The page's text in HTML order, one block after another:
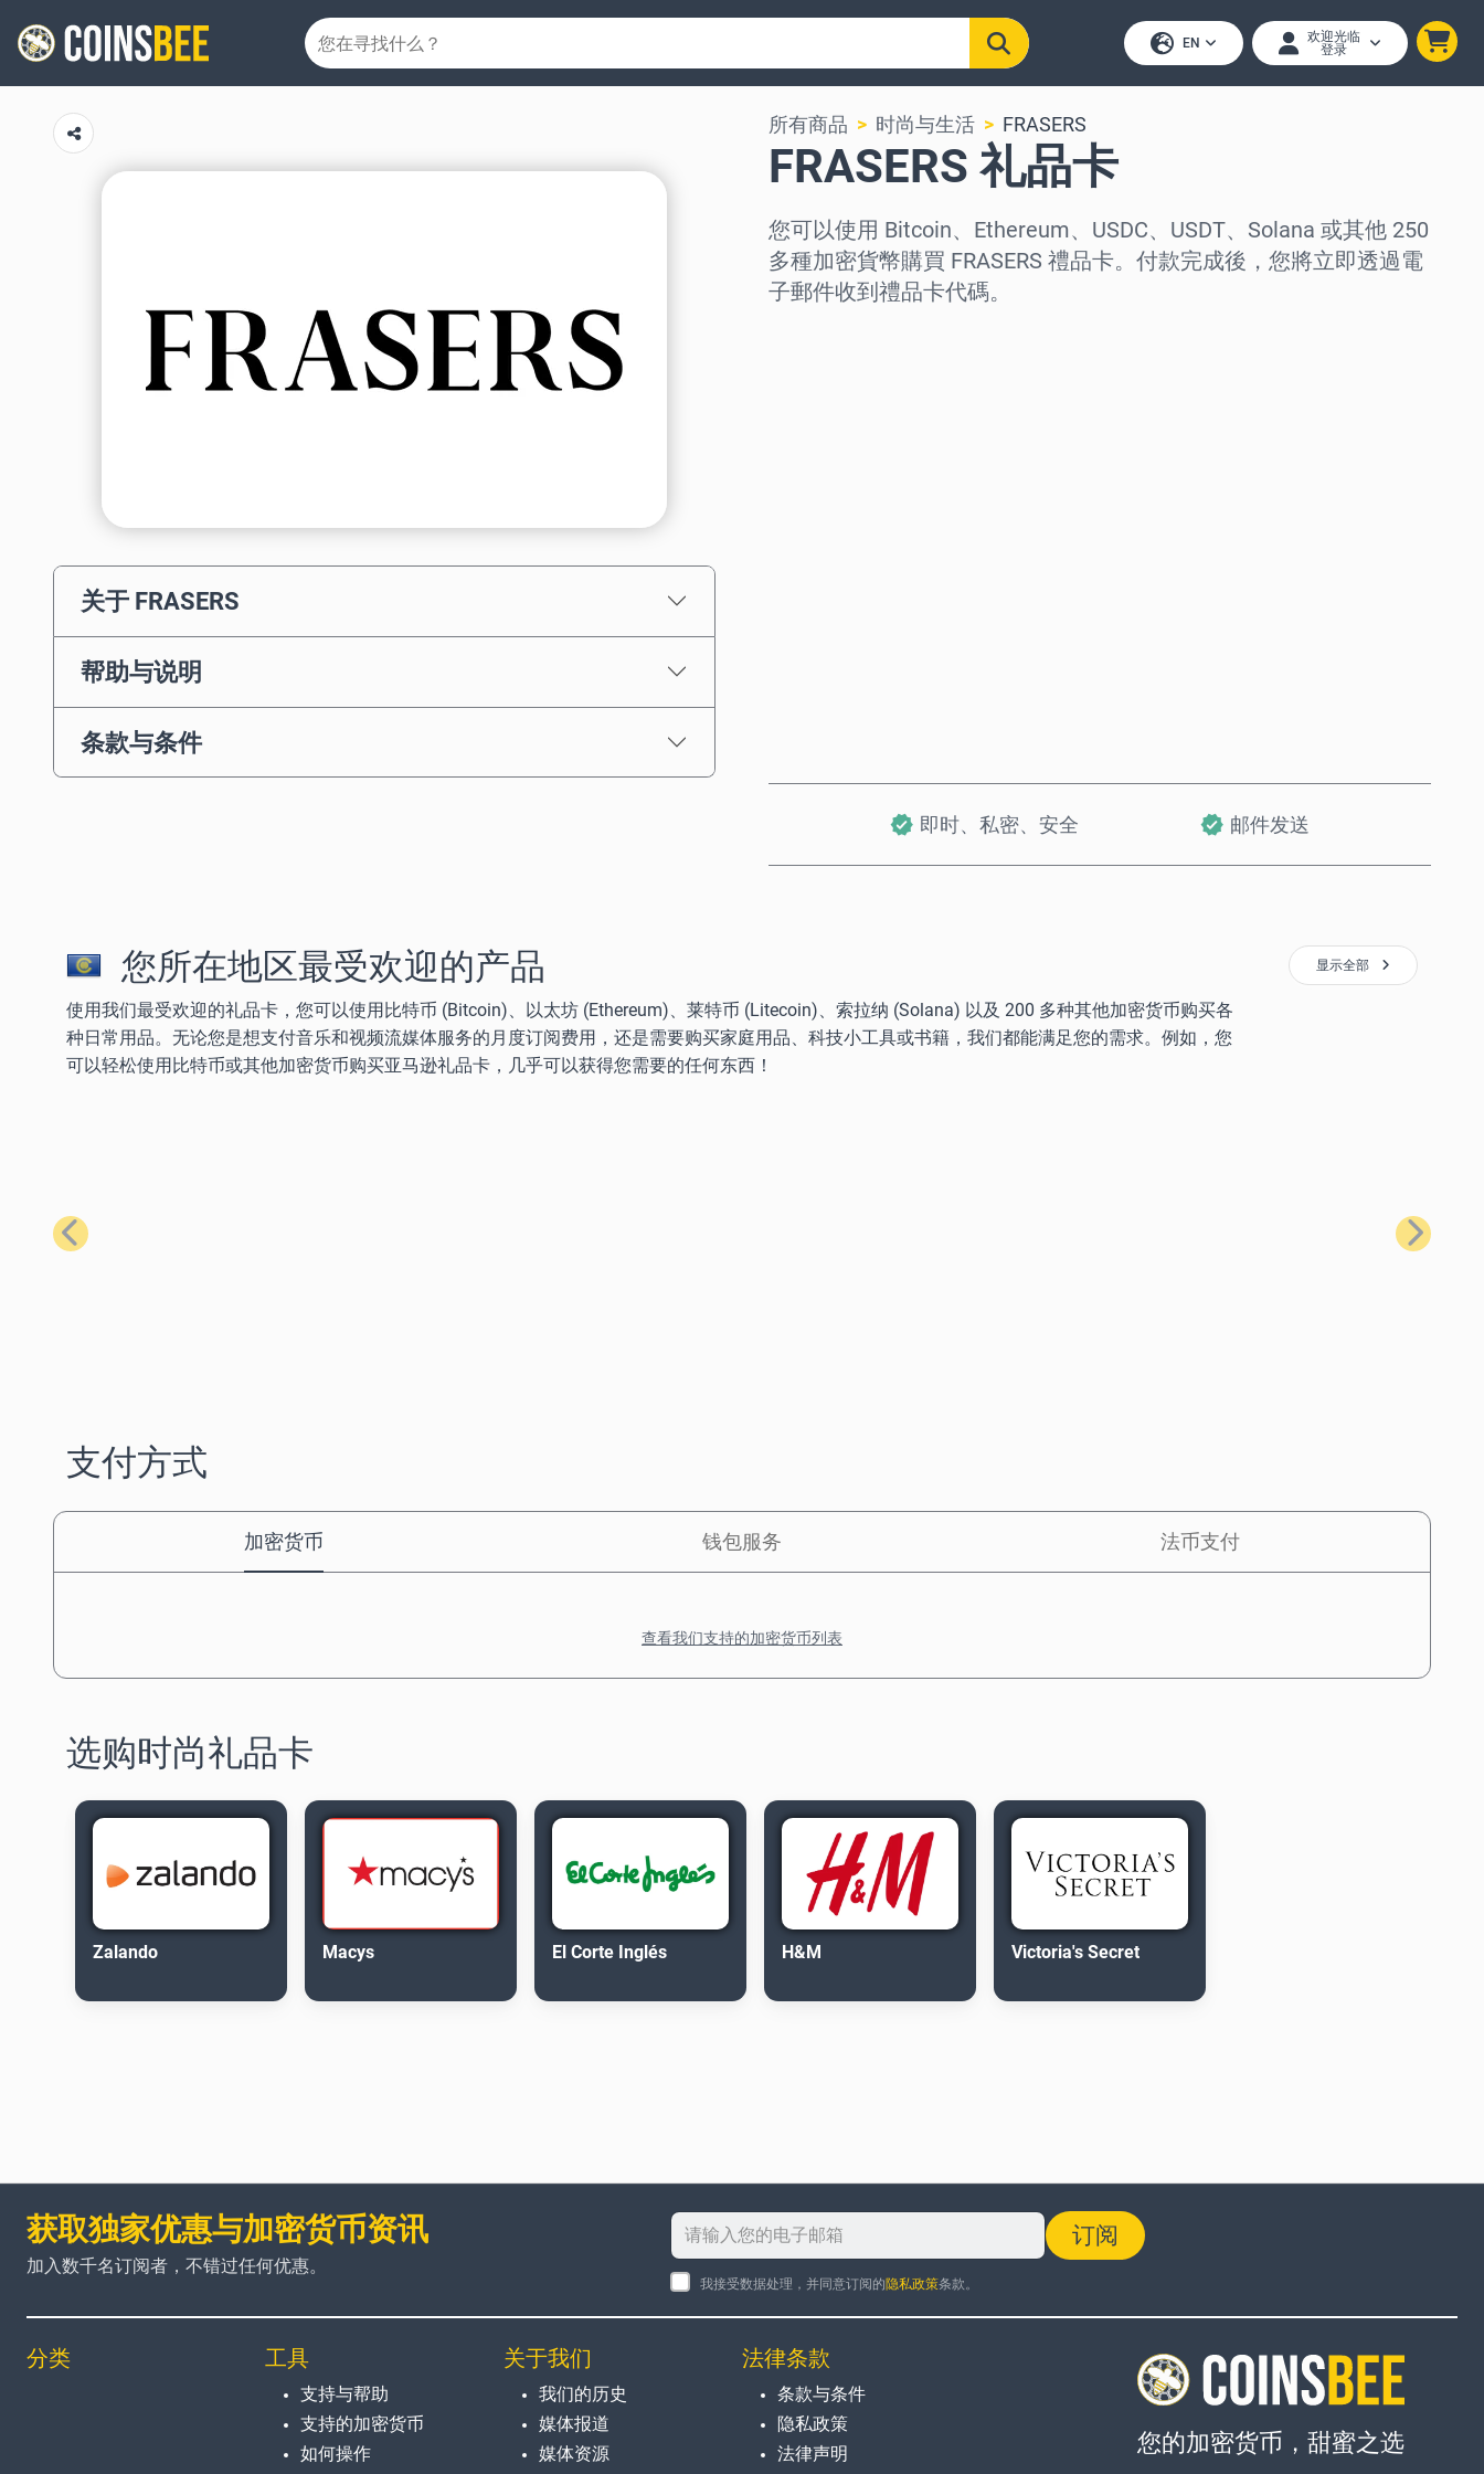
EN
欢迎光临
登录
关于 FRASERS
帮助与说明
条款与条件
所有商品 时尚与生活 FRASERS
FRASERS 礼品卡
您可以使用 Bitcoin、Ethereum、USDC、USDT、Solana 或其他 250
多種加密貨幣購買 FRASERS 禮品卡。付款完成後，您將立即透過電
子郵件收到禮品卡代碼。
即时、私密、安全 邮件发送
您所在地区最受欢迎的产品
使用我们最受欢迎的礼品卡，您可以使用比特币 (Bitcoin)、以太坊 (Ethereum)、莱特币 (Litecoin)、索拉纳 (Solana) 以及 200 多种其他加密货币购买各
种日常用品。无论您是想支付音乐和视频流媒体服务的月度订阅费用，还是需要购买家庭用品、科技小工具或书籍，我们都能满足您的需求。例如，您
可以轻松使用比特币或其他加密货币购买亚马逊礼品卡，几乎可以获得您需要的任何东西！
显示全部
上一步 下一步
支付方式
加密货币 钱包服务 法币支付
查看我们支持的加密货币列表
选购时尚礼品卡
Zalando Macys El Corte Inglés H&M Victoria's Secret
获取独家优惠与加密货币资讯
加入数千名订阅者，不错过任何优惠。
订阅
我接受数据处理，并同意订阅的隐私政策条款。
分类 工具
支持与帮助
支持的加密货币
如何操作
关于我们
我们的历史
媒体报道
媒体资源
法律条款
条款与条件
隐私政策
法律声明
您的加密货币，甜蜜之选